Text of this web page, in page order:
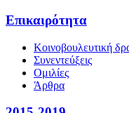
Επικαιρότητα
Κοινοβουλευτική
Συνεντεύξεις
Ομιλίες
Άρθρα